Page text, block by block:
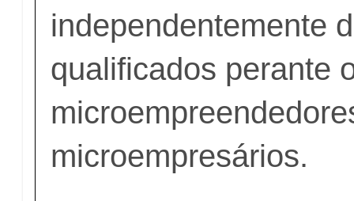
independentemente
qualificados perante
microempresários.